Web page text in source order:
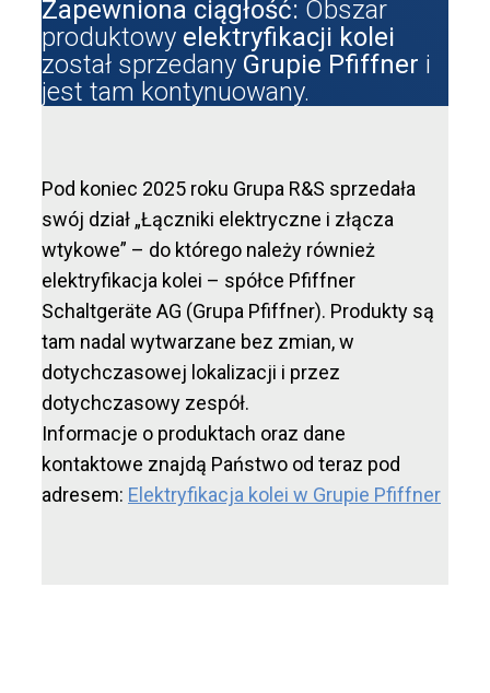
Zapewniona ciągłość: Obszar
produktowy elektryfikacji kolei
został sprzedany Grupie Pfiffner i
jest tam kontynuowany.
Pod koniec 2025 roku Grupa R&S sprzedała
swój dział „Łączniki elektryczne i złącza
wtykowe” – do którego należy również
elektryfikacja kolei – spółce Pfiffner
Schaltgeräte AG (Grupa Pfiffner). Produkty są
tam nadal wytwarzane bez zmian, w
dotychczasowej lokalizacji i przez
dotychczasowy zespół.
Informacje o produktach oraz dane
kontaktowe znajdą Państwo od teraz pod
adresem: Elektryfikacja kolei w Grupie Pfiffner